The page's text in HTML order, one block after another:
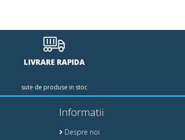
LIVRARE RAPIDA
sute de produse in stoc
Informatii
Despre noi